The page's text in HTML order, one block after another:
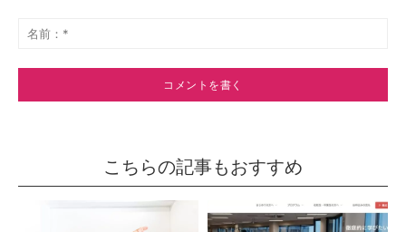
ト：
*
こちらの記事もおすすめ